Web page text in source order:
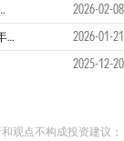
债券型证券投资基金基金经理变更公告
2026-02-08
交银施罗德裕盈纯债债券型证券投资基金2025年第4季度报告
2026-01-21
2025-12-20
观点不构成投资建议；